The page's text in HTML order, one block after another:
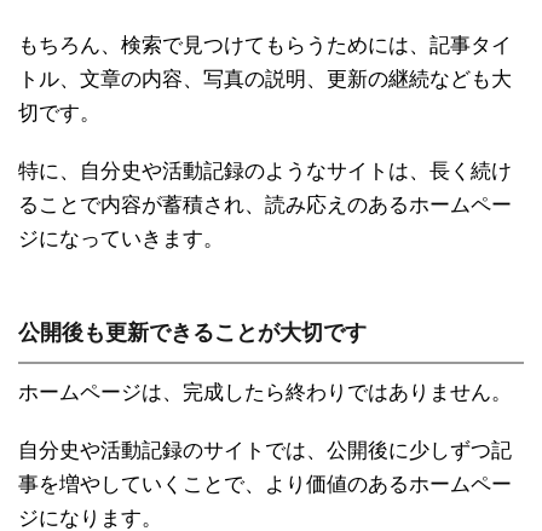
もちろん、検索で見つけてもらうためには、記事タイ
トル、文章の内容、写真の説明、更新の継続なども大
切です。
特に、自分史や活動記録のようなサイトは、長く続け
ることで内容が蓄積され、読み応えのあるホームペー
ジになっていきます。
公開後も更新できることが大切です
ホームページは、完成したら終わりではありません。
自分史や活動記録のサイトでは、公開後に少しずつ記
事を増やしていくことで、より価値のあるホームペー
ジになります。